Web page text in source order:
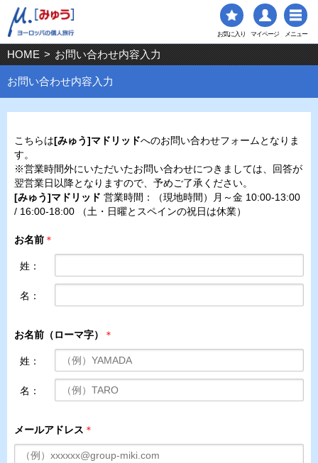
お気に入り マイページ メニュー
HOME > お問い合わせ内容入力
お問い合わせ内容入力
こちらは[みゅう]マドリッドへのお問い合わせフォームとなりま
す。
※営業時間外にいただいたお問い合わせにつきましては、回答が
翌営業日以降となりますので、予めご了承ください。
[みゅう]マドリッド 営業時間：（現地時間）月～金 10:00-13:00
/ 16:00-18:00 （土・日曜とスペインの祝日は休業）
お名前 ＊
姓：
名：
お名前（ローマ字） ＊
姓：
名：
メールアドレス ＊